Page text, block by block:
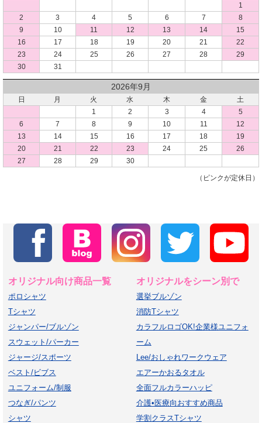
1
2
3 4 5 6 7
8
9
10 11 12 13 14
15
16
17 18 19 20 21
22
23
24 25 26 27 28
29
30
31
2026年9月
日 月 火 水 木 金
土
1
2 3 4
5
6
7 8 9 10 11
12
13
14 15 16 17 18
19
20
21 22 23 24 25
26
27
28 29 30
（ピンクが定休日）
オリジナル向け商品一覧
ポロシャツ
Tシャツ
ジャンパー/ブルゾン
スウェット/パーカー
ジャージ/スポーツ
ベスト/ビブス
ユニフォーム/制服
つなぎ/パンツ
シャツ
オリジナルをシーン別で
選挙ブルゾン
消防Tシャツ
カラフルロゴOK!企業様ユニフォ
ーム
Lee/おしゃれワークウェア
エアーかおるタオル
全面フルカラーハッピ
介護•医療向おすすめ商品
学割クラスTシャツ